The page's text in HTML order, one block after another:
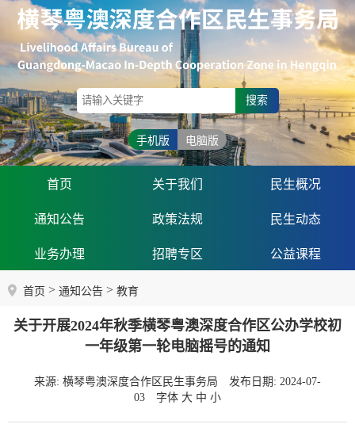
搜索
手机版 电脑版
首页 关于我们 民生概况
通知公告 政策法规 民生动态
业务办理 招聘专区 公益课程
首页 > 通知公告 > 教育
关于开展2024年秋季横琴粤澳深度合作区公办学校初
一年级第一轮电脑摇号的通知
来源: 横琴粤澳深度合作区民生事务局
发布日期: 2024-07-
03
字体 大 中 小